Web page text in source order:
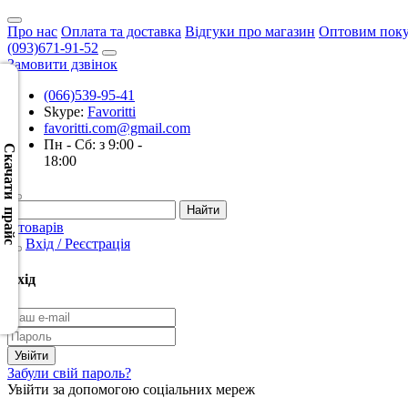
Про нас Оплата та доставка Відгуки про магазин Оптовим
(093)671-91-52
Замовити дзвінок
(066)539-95-41
Skype: Favoritti
favoritti.com@gmail.com
Пн - Сб: з 9:00 -
18:00
0 товарів
Вхід / Реєстрація
Вхід
Забули свій пароль?
Увійти за допомогою соціальних мереж
Скачати прайс
Скачать
XML
(Розн.)
Скачать
XML
(Опт)
Скачать
(Розн.)
Скачать
CSV
(Опт)